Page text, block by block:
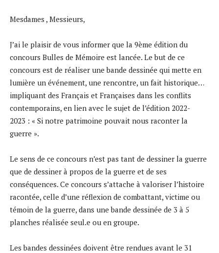
Mesdames , Messieurs,
J’ai le plaisir de vous informer que la 9ème édition du
concours Bulles de Mémoire est lancée. Le but de ce
concours est de réaliser une bande dessinée qui mette en
lumière un événement, une rencontre, un fait historique…
impliquant des Français et Françaises dans les conflits
contemporains, en lien avec le sujet de l’édition 2022-
2023 : « Si notre patrimoine pouvait nous raconter la
guerre ».
Le sens de ce concours n’est pas tant de dessiner la guerre
que de dessiner à propos de la guerre et de ses
conséquences. Ce concours s’attache à valoriser l’histoire
racontée, celle d’une réflexion de combattant, victime ou
témoin de la guerre, dans une bande dessinée de 3 à 5
planches réalisée seul.e ou en groupe.
Les bandes dessinées doivent être rendues avant le 31